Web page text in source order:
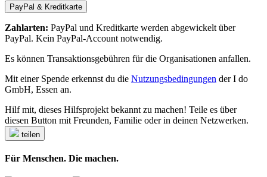
PayPal & Kreditkarte
Zahlarten: PayPal und Kreditkarte werden abgewickelt über
PayPal. Kein PayPal-Account notwendig.
Es können Transaktionsgebühren für die Organisationen anfallen.
Mit einer Spende erkennst du die Nutzungsbedingungen der I do
GmbH, Essen an.
Hilf mit, dieses Hilfsprojekt bekannt zu machen! Teile es über
diesen Button mit Freunden, Familie oder in deinen Netzwerken.
teilen
Für Menschen. Die machen.